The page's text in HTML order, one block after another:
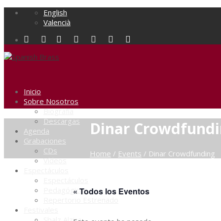
English
Valencià
Inicio
Sobre Nosotros
Biografía
Descargas
Agenda
Grabaciones
CDs
Vídeos
Pedagógicos
Dinar
Home / Events / Dinar Crowdfunding
« Todos los Eventos